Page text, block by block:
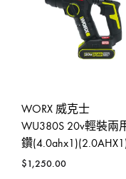
WORX 威克士
WU380S 20v輕裝兩
鑽
$1,250.00